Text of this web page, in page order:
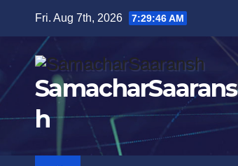
content
Fri. Aug 7th, 2026 7:29:48 AM
SamacharSaarans
h